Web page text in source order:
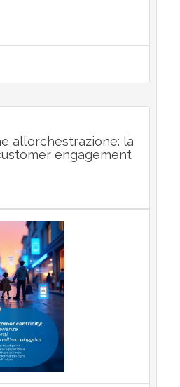
all’orchestrazione: la
engagement